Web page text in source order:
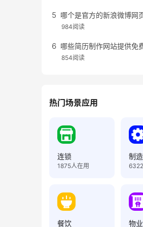
哪个是官方的新浪微博网
984阅读
哪些简历制作网站提供免
854阅读
热门场景应用
连锁
1875人在用
制造
6322
餐饮 物业